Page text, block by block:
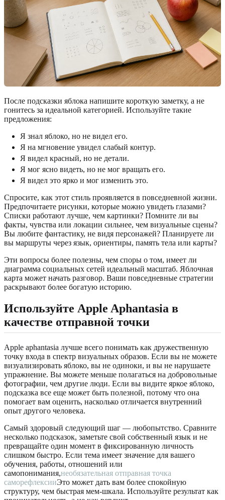
После подсказки яблока напишите короткую заметку, а не
гонитесь за идеальной категорией. Используйте такие
предложения:
Я знал яблоко, но не видел его.
Я на мгновение увидел слабый контур.
Я видел красный, но не детали.
Я мог ясно видеть, но не мог вращать его.
Я видел это ярко и мог изменить это.
Спросите, как этот стиль проявляется в повседневной жизни.
Предпочитаете рисунки, которые можно увидеть глазами?
Списки работают лучше, чем картинки? Помните ли вы
факты, чувства или локации сильнее, чем визуальные сцены?
Вы любите фантастику, не видя персонажей? Планируете ли
вы маршруты через язык, ориентиры, память тела или карты?
Эти вопросы более полезны, чем споры о том, имеет ли
диаграмма социальных сетей идеальный масштаб. Яблочная
карта может начать разговор. Ваши повседневные стратегии
раскрывают более богатую историю.
Используйте Apple Aphantasia в
качестве отправной точки
Apple aphantasia лучше всего понимать как дружественную
точку входа в спектр визуальных образов. Если вы не можете
визуализировать яблоко, вы не одиноки, и вы не нарушаете
упражнение. Вы можете меньше полагаться на добровольные
фотографии, чем другие люди. Если вы видите яркое яблоко,
подсказка все еще может быть полезной, потому что она
помогает вам оценить, насколько отличается внутренний
опыт другого человека.
Самый здоровый следующий шаг — любопытство. Сравните
несколько подсказок, заметьте свой собственный язык и не
превращайте один момент в фиксированную личность
слишком быстро. Если тема имеет значение для вашего
обучения, работы, отношений или
самопонимания,необязательная отправная точка
саморефлексииЭто может дать вам более спокойную
структуру, чем быстрая мем-шкала. Используйте результат как